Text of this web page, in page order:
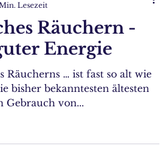
Räuchern -
Energie
Räucherns … ist fast so alt wie
bisher bekanntesten ältesten
Gebrauch von...
Lesezeit